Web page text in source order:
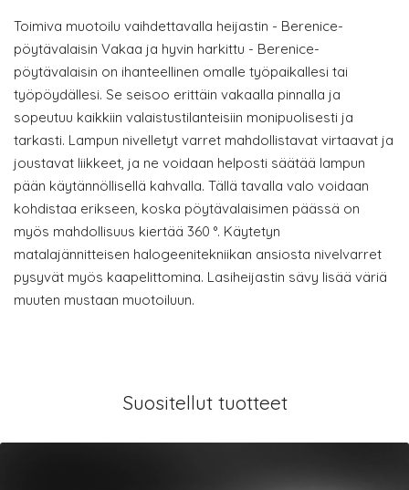
Toimiva muotoilu vaihdettavalla heijastin - Berenice-
pöytävalaisin Vakaa ja hyvin harkittu - Berenice-
pöytävalaisin on ihanteellinen omalle työpaikallesi tai
työpöydällesi. Se seisoo erittäin vakaalla pinnalla ja
sopeutuu kaikkiin valaistustilanteisiin monipuolisesti ja
tarkasti. Lampun nivelletyt varret mahdollistavat virtaavat ja
joustavat liikkeet, ja ne voidaan helposti säätää lampun
pään käytännöllisellä kahvalla. Tällä tavalla valo voidaan
kohdistaa erikseen, koska pöytävalaisimen päässä on
myös mahdollisuus kiertää 360 °. Käytetyn
matalajännitteisen halogeenitekniikan ansiosta nivelvarret
pysyvät myös kaapelittomina. Lasiheijastin sävy lisää väriä
muuten mustaan muotoiluun.
Suositellut tuotteet